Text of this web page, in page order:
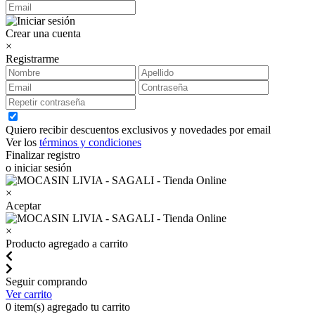
Crear una cuenta
×
Registrarme
Quiero recibir descuentos exclusivos y novedades por email
Ver los términos y condiciones
Finalizar registro
o iniciar sesión
×
Aceptar
×
Producto agregado a carrito
Seguir comprando
Ver carrito
0 item(s) agregado tu carrito